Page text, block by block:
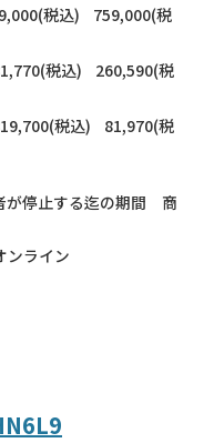
税込) 759,000(税
税込) 260,590(税
税込) 81,970(税
が停止する迄の期間 商
ンライン